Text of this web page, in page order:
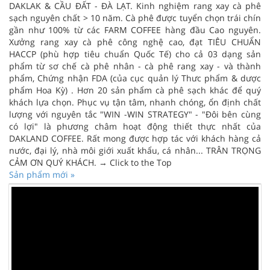
DAKLAK & CẦU ĐẤT - ĐÀ LẠT. Kinh nghiệm rang xay cà phê
sạch nguyên chất > 10 năm. Cà phê được tuyển chọn trái chín
gần như 100% từ các FARM COFFEE hàng đầu Cao nguyên.
Xưởng rang xay cà phê công nghệ cao, đạt TIÊU CHUẨN
HACCP (phù hợp tiêu chuẩn Quốc Tế) cho cả 03 dạng sản
phẩm từ sơ chế cà phê nhân - cà phê rang xay - và thành
phẩm, Chứng nhận FDA (của cục quản lý Thưc phẩm & dược
phẩm Hoa Kỳ) . Hơn 20 sản phẩm cà phê sạch khác để quý
khách lựa chọn. Phục vụ tận tâm, nhanh chóng, ổn định chất
lượng với nguyên tắc "WIN -WIN STRATEGY" - "Đôi bên cùng
có lợi" là phương châm hoạt động thiết thực nhất của
DAKLAND COFFEE. Rất mong được hợp tác với khách hàng cả
nước, đại lý, nhà môi giới xuất khẩu, cá nhân... TRÂN TRỌNG
CẢM ƠN QUÝ KHÁCH. → Click to the Top
Sản phẩm mới »